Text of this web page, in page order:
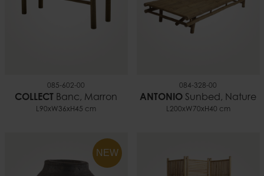
085-602-00
COLLECT Banc, Marron
L90xW36xH45 cm
084-328-00
ANTONIO Sunbed, Nature
L200xW70xH40 cm
NEW